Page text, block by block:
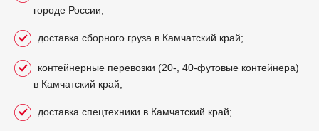
городе России;
доставка сборного груза в Камчатский край;
контейнерные перевозки (20-, 40-футовые контейнера)
в Камчатский край;
доставка спецтехники в Камчатский край;